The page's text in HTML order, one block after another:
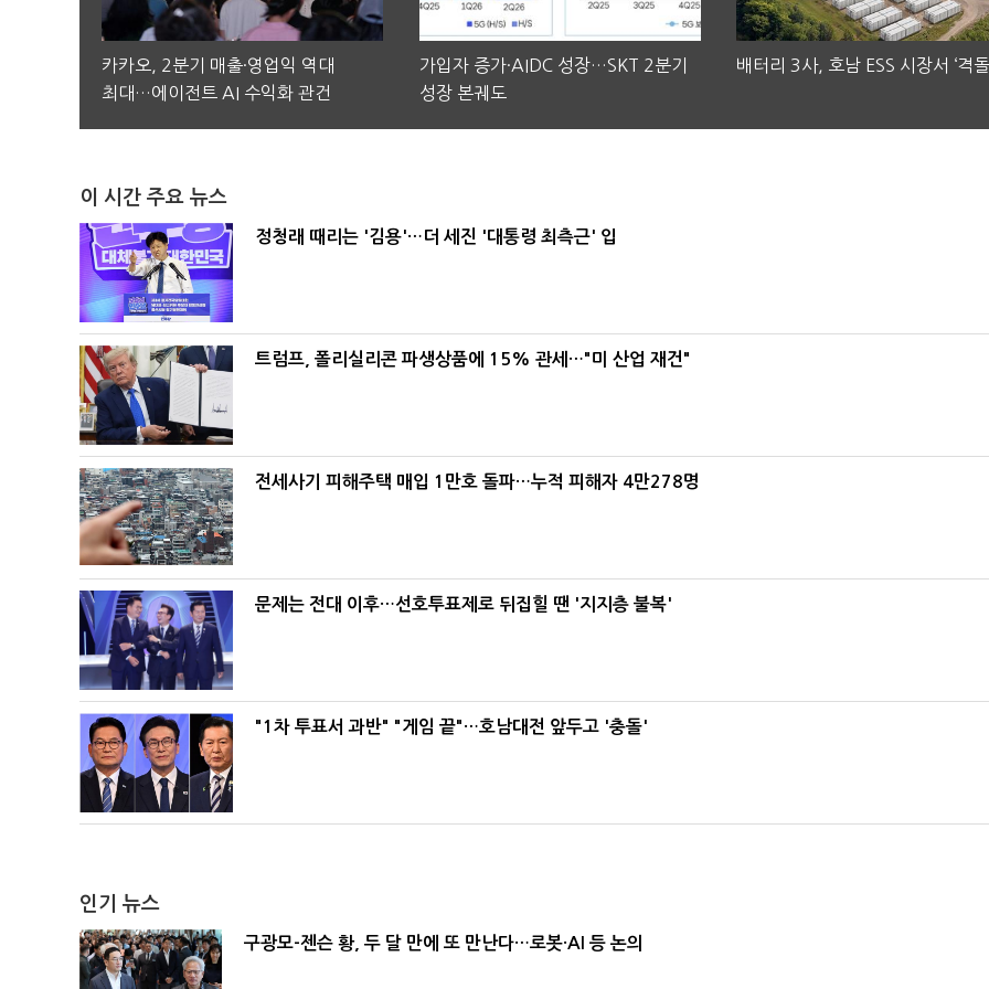
카카오, 2분기 매출·영업익 역대
최대…에이전트 AI 수익화 관건
가입자 증가·AIDC 성장…SKT 2분기
성장 본궤도
배터리 3사, 호남 ESS 시장서 ‘격돌
이 시간 주요 뉴스
정청래 때리는 '김용'…더 세진 '대통령 최측근' 입
트럼프, 폴리실리콘 파생상품에 15% 관세…"미 산업 재건"
전세사기 피해주택 매입 1만호 돌파…누적 피해자 4만278명
문제는 전대 이후…선호투표제로 뒤집힐 땐 '지지층 불복'
"1차 투표서 과반" "게임 끝"…호남대전 앞두고 '충돌'
인기 뉴스
구광모-젠슨 황, 두 달 만에 또 만난다…로봇·AI 등 논의